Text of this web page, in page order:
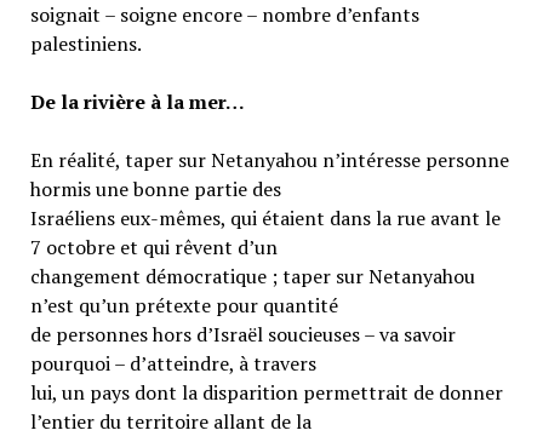
soignait – soigne encore – nombre d’enfants
palestiniens.
De la rivière à la mer…
En réalité, taper sur Netanyahou n’intéresse personne
hormis une bonne partie des
Israéliens eux-mêmes, qui étaient dans la rue avant le
7 octobre et qui rêvent d’un
changement démocratique ; taper sur Netanyahou
n’est qu’un prétexte pour quantité
de personnes hors d’Israël soucieuses – va savoir
pourquoi – d’atteindre, à travers
lui, un pays dont la disparition permettrait de donner
l’entier du territoire allant de la